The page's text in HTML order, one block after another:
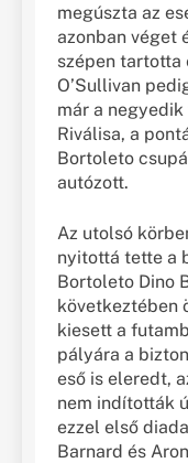
megúszta az
azonban véget
szépen tartotta
O’Sullivan
már a
Riválisa, a
Bortoleto
autózott.
Az utolsó
nyitottá tette a
Bortoleto Dino
következtében
kiesett a
pályára a
eső is eleredt,
nem indították
ezzel első
Barnard és